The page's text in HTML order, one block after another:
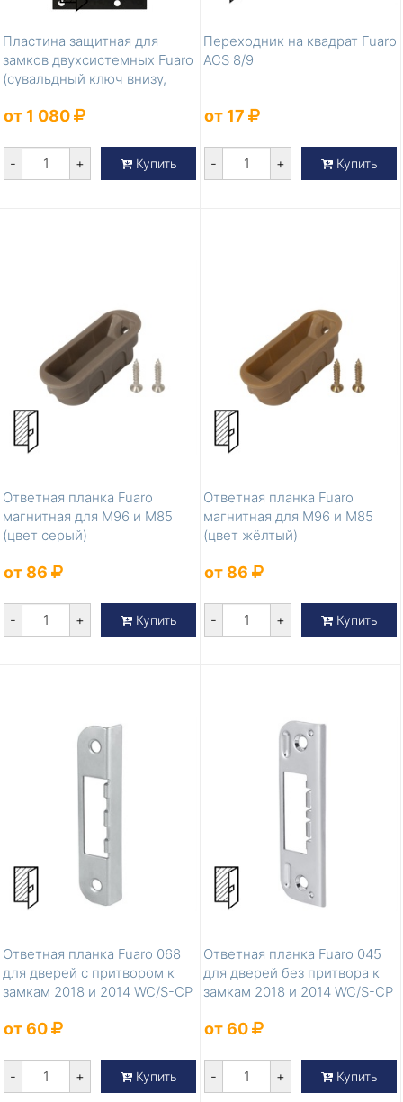
Пластина защитная для
замков двухсистемных Fuaro
(сувальдный ключ внизу,
от 1 080
- + Купить
Переходник на квадрат Fuaro
ACS 8/9
от 17
- + Купить
Ответная планка Fuaro
магнитная для M96 и M85
(цвет серый)
от 86
- + Купить
Ответная планка Fuaro
магнитная для M96 и M85
(цвет жёлтый)
от 86
- + Купить
Ответная планка Fuaro 068
для дверей с притвором к
замкам 2018 и 2014 WC/S-CP
от 60
- + Купить
Ответная планка Fuaro 045
для дверей без притвора к
замкам 2018 и 2014 WC/S-CP
от 60
- + Купить